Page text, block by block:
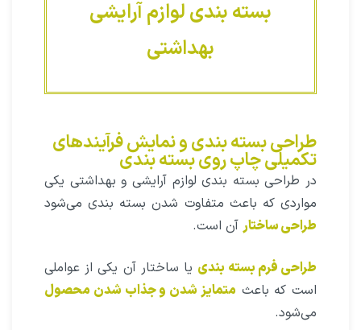
بهترین برنامه‌های طراحی
بسته بندی لوازم آرایشی
بهداشتی
طراحی بسته بندی و نمایش فرآیند‌های
تکمیلی چاپ روی بسته بندی